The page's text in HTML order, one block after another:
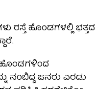
ರಸ್ತೆ ಹೊಂಡಗಳಲ್ಲಿ ಭತ್ತದ
ಹೊಂಡಗಳಿಂದ
ನಂಬಿದ್ದ ಜನರು ಎರಡು